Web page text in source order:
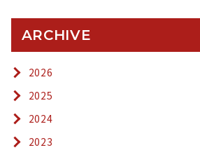
ARCHIVE
2026
2025
2024
2023